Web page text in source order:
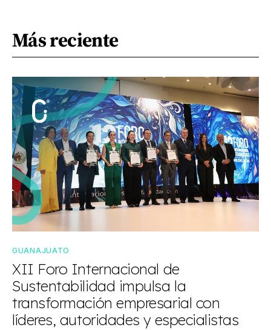
Más reciente
GUANAJUATO
XII Foro Internacional de
Sustentabilidad impulsa la
transformación empresarial con
líderes, autoridades y especialistas